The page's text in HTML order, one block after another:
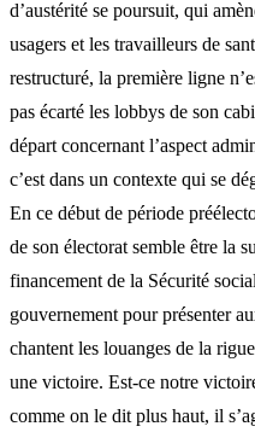
d’austérité se poursuit, qui
usagers et les travailleurs de
restructuré, la première ligne
pas écarté les lobbys de son
départ concernant l’aspect
c’est dans un contexte qui se
En ce début de période
de son électorat semble être la
financement de la Sécurité
gouvernement pour présenter
chantent les louanges de la
une victoire. Est-ce notre
comme on le dit plus haut, il